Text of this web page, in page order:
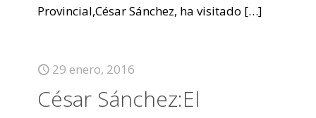
Provincial,César Sánchez, ha visitado […]
29 enero, 2016
César Sánchez:El